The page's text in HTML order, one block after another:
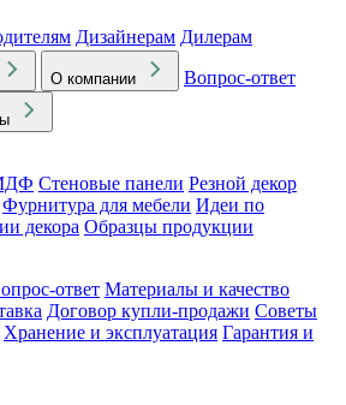
Дизайнерам Дилерам
О компании
Вопрос-ответ
Стеновые панели Резной декор
Фурнитура для мебели Идеи по
декора Образцы продукции
ответ Материалы и качество
Договор купли-продажи Советы
Хранение и эксплуатация Гарантия и